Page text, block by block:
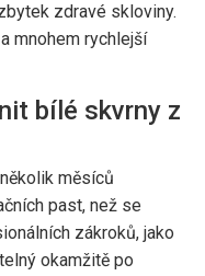
zdravé skloviny.
mnohem rychlejší
bílé skvrny z
měsíců
past, než se
zákroků, jako
okamžitě po